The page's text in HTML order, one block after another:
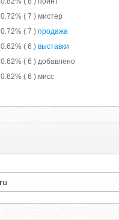
0.72% ( 7 ) мистер
0.72% ( 7 ) продажа
0.62% ( 6 ) выставки
0.62% ( 6 ) добавлено
0.62% ( 6 ) мисс